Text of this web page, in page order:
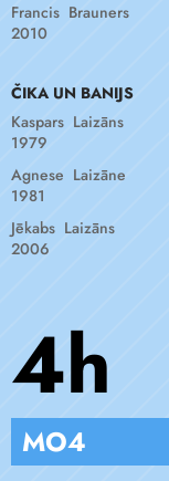
Francis Brauners
2010
ČIKA UN BANIJS
Kaspars Laizāns
1979
Agnese Laizāne
1981
Jēkabs Laizāns
2006
4h
MO4